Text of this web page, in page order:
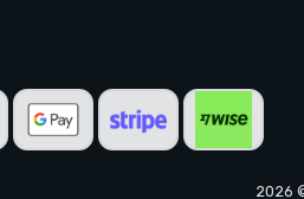
2026